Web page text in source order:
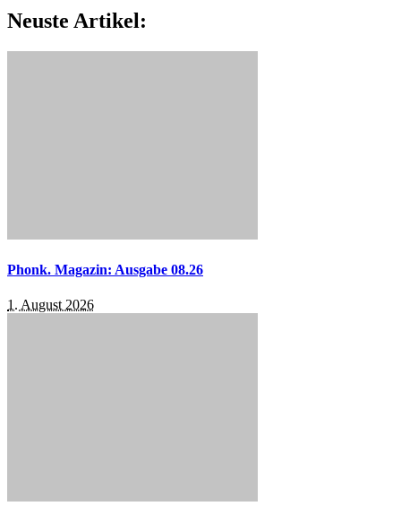
Neuste Artikel:
Phonk. Magazin: Ausgabe 08.26
1. August 2026